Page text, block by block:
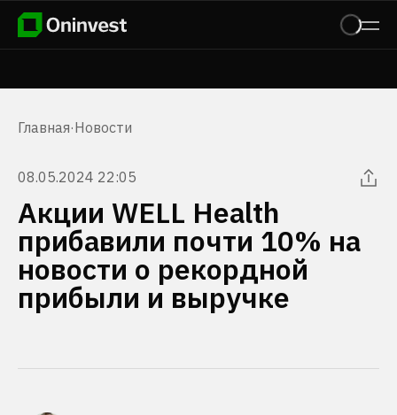
Главная·Новости
08.05.2024 22:05
Акции WELL Health
прибавили почти 10% на
новости о рекордной
прибыли и выручке